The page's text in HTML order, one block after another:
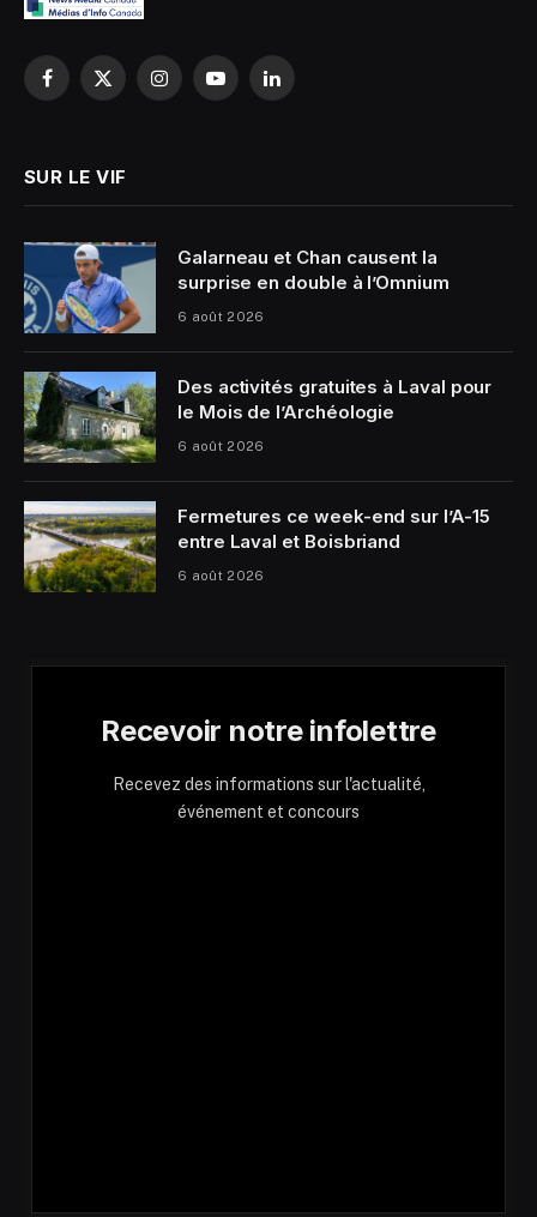
Facebook
X
InstagramYouTubeLinkedIn
SUR LE VIF
Galarneau et Chan causent la
surprise en double à l’Omnium
6 août 2026
Des activités gratuites à Laval pour
le Mois de l’Archéologie
6 août 2026
Fermetures ce week-end sur l’A-15
entre Laval et Boisbriand
6 août 2026
Recevoir notre infolettre
Recevez des informations sur l'actualité,
événement et concours